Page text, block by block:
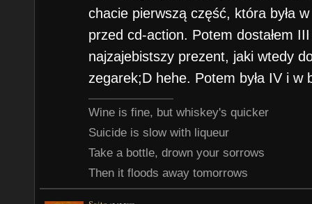
chacie pierwszą część, która była
przed cd-action. Potem dostałem
najzajebistszy prezent, jaki wtedy
zegarek;D hehe. Potem była IV i
Wine is fine, but whiskey's quicker
Suicide is slow with liqueur
Take a bottle, drown your sorrows
Then it floods away tomorrows